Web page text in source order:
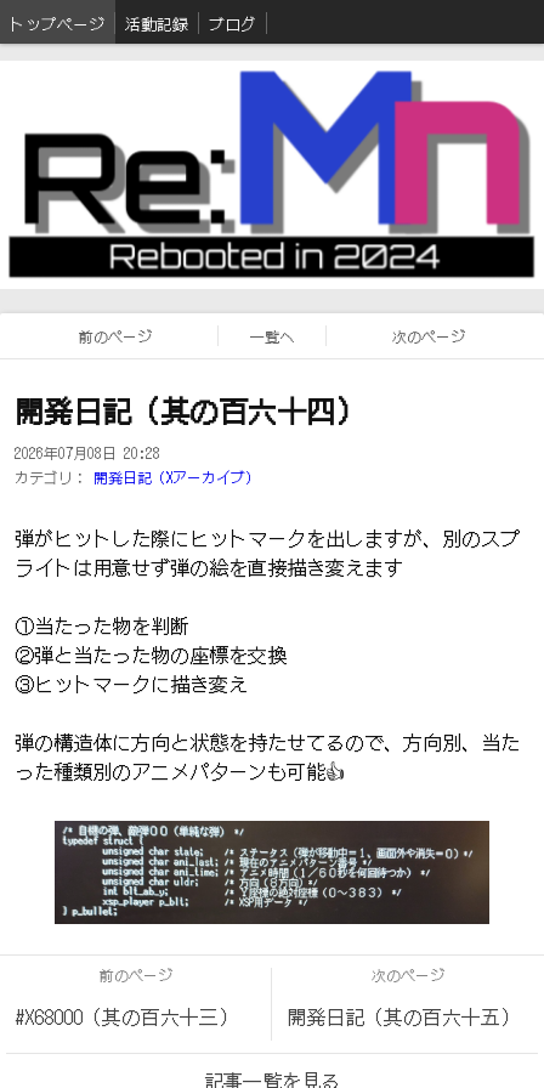
トップページ 活動記録 ブログ
前のページ 一覧へ 次のページ
開発日記（其の百六十四）
2026年07月08日 20:28
カテゴリ：
開発日記（Xアーカイブ）
弾がヒットした際にヒットマークを出しますが、別のスプ
ライトは用意せず弾の絵を直接描き変えます
①当たった物を判断
②弾と当たった物の座標を交換
③ヒットマークに描き変え
弾の構造体に方向と状態を持たせてるので、方向別、当た
った種類別のアニメパターンも可能👍
前のページ
#X68000（其の百六十三）
次のページ
開発日記（其の百六十五）
記事一覧を見る